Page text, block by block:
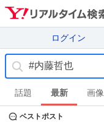
ログイン
話題 最新 画像
ベストポスト